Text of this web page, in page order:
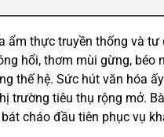
ẩm thực truyền thống và
hổi, thơm mùi gừng, béo
thế hệ. Sức hút văn hóa
trường tiêu thụ rộng mở.
cháo đầu tiên phục vụ